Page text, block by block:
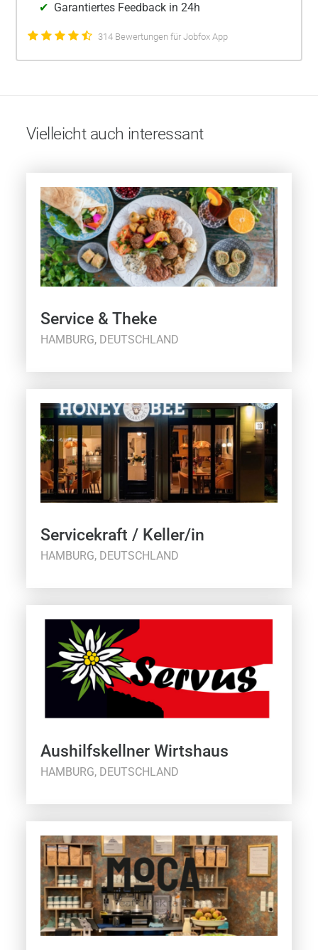
Garantiertes Feedback in 24h
314 Bewertungen für Jobfox App
Vielleicht auch interessant
Service & Theke
HAMBURG, DEUTSCHLAND
Servicekraft / Keller/in
HAMBURG, DEUTSCHLAND
Aushilfskellner Wirtshaus
HAMBURG, DEUTSCHLAND